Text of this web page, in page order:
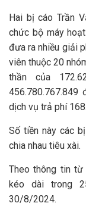
Hai bị cáo Trần
chức bộ máy
đưa ra nhiều giải
viên thuộc 20
thần của
dịch vụ trả phí
Số tiền này các
chia nhau tiêu xài.
Theo thông tin từ
kéo dài trong
30/8/2024.